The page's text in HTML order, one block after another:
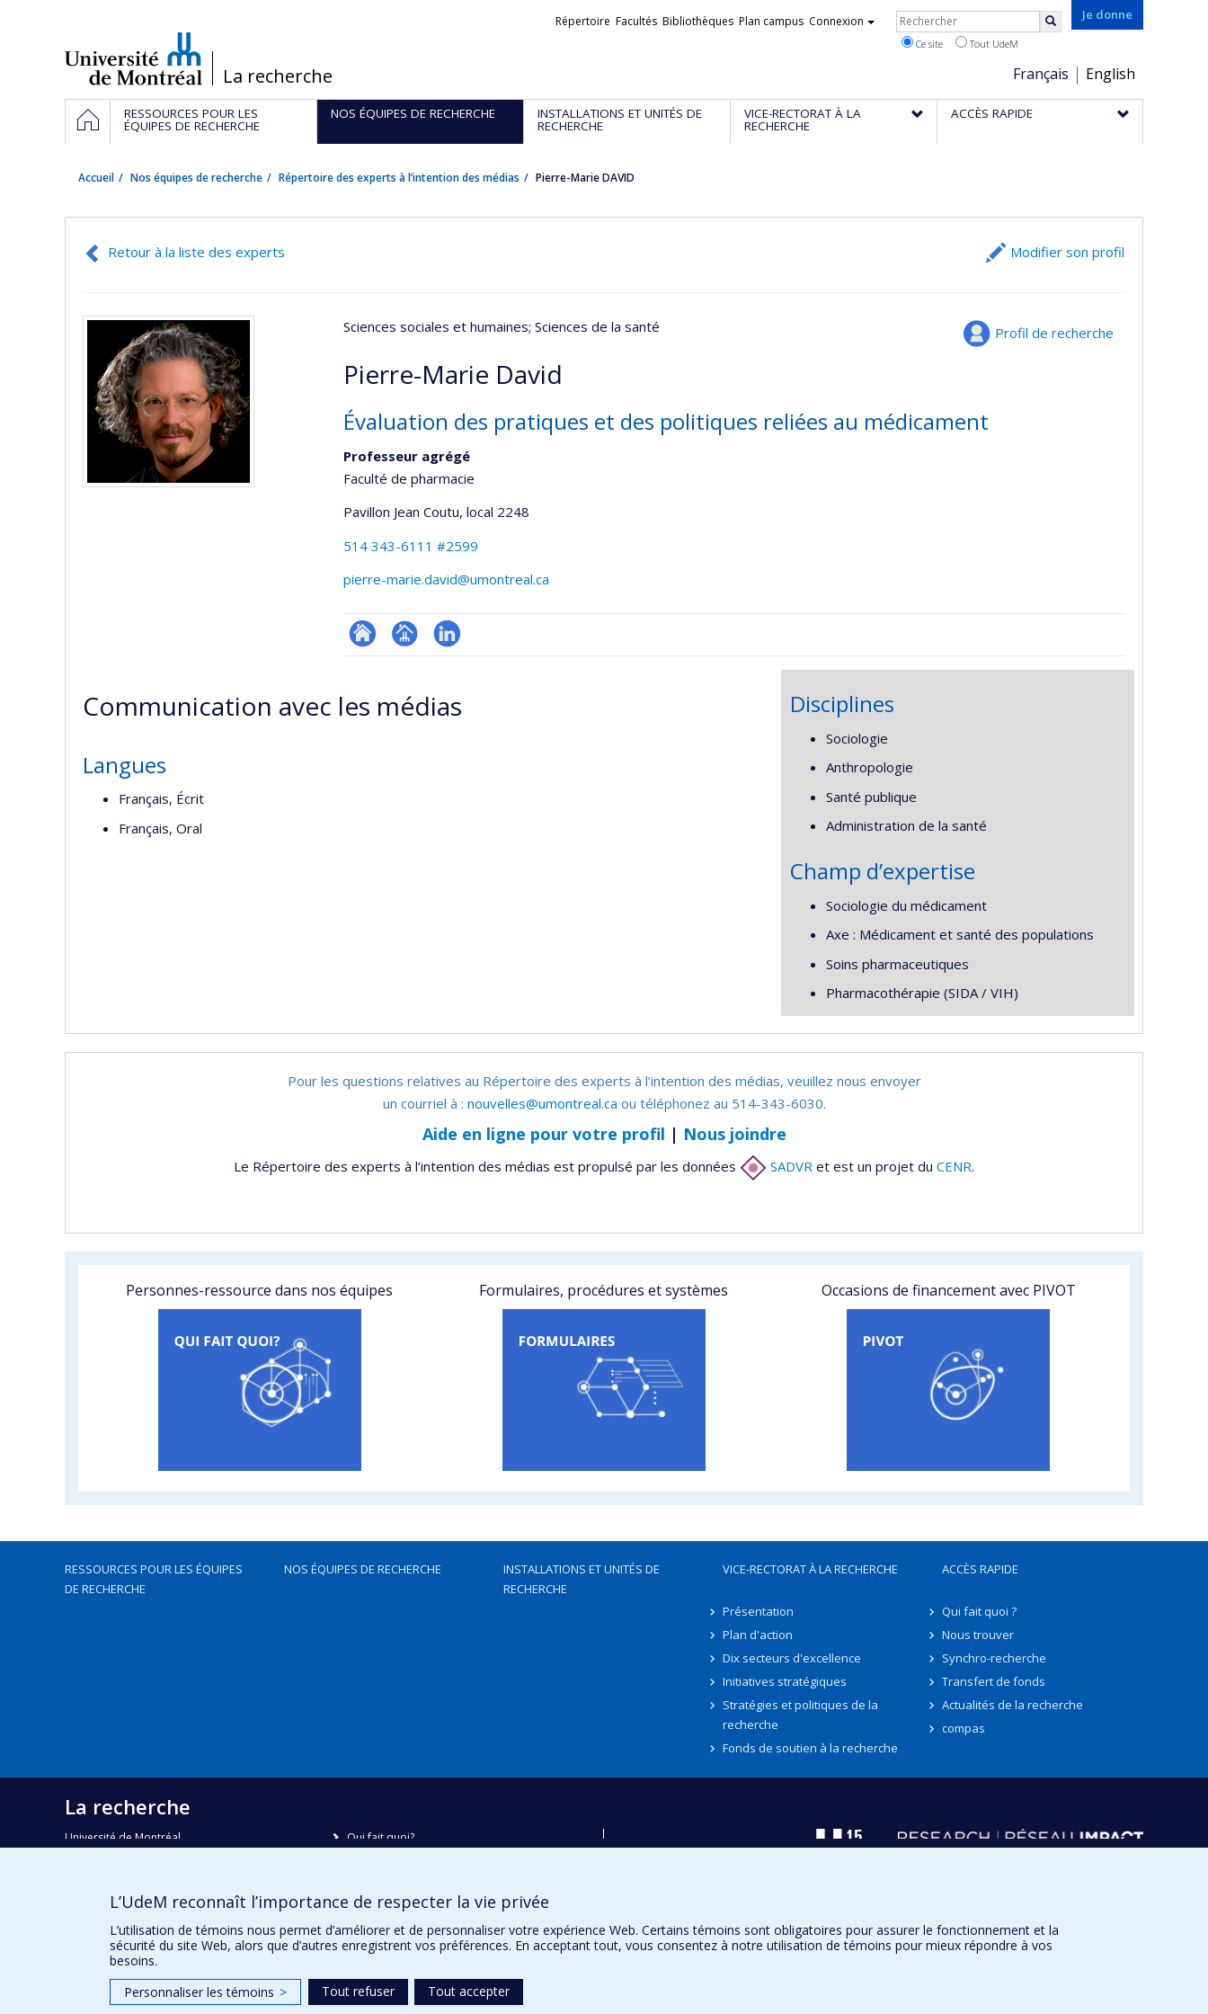
/La recherche
Je donne
Choix
de
la
Français English
Liens
Répertoire Facultés Bibliothèques Plan campus Connexion Rechercher
Ce site Tout UdeM
Navigation
principale
ACCUEILRESSOURCES POUR LES
ÉQUIPES DE RECHERCHE
NOS ÉQUIPES DE RECHERCHE INSTALLATIONS ET UNITÉS DE
RECHERCHE
VICE-RECTORAT À LA
RECHERCHE
ACCÈS RAPIDE
Accueil Nos équipes de recherche Répertoire des experts à l’intention des médias Pierre-Marie DAVID
Retour à la liste des experts Modifier son profil
Profil de recherche
Sciences sociales et humaines; Sciences de la santé
Pierre-Marie David
Évaluation des pratiques et des politiques reliées au médicament
Professeur agrégé
Faculté de pharmacie
Pavillon Jean Coutu, local 2248
514 343-6111 #2599
pierre-marie.david@umontreal.ca
ResearchGate
Page
(faculté,département,école)
LinkedIn
Communication avec les médias
Langues
Français, Écrit
Français, Oral
Disciplines
Sociologie
Anthropologie
Santé publique
Administration de la santé
Champ d’expertise
Sociologie du médicament
Axe : Médicament et santé des populations
Soins pharmaceutiques
Pharmacothérapie (SIDA / VIH)
Pour les questions relatives au Répertoire des experts à l’intention des médias, veuillez nous envoyer
un courriel à : nouvelles@umontreal.ca ou téléphonez au 514-343-6030.
Aide en ligne pour votre profil | Nous joindre
Le Répertoire des experts à l’intention des médias est propulsé par les données SADVR et est un projet du CENR.
Personnes-ressource dans nos équipes Formulaires, procédures et systèmes Occasions de financement avec PIVOT
RESSOURCES POUR LES ÉQUIPES
DE RECHERCHE
NOS ÉQUIPES DE RECHERCHE
INSTALLATIONS ET UNITÉS DE
RECHERCHE
VICE-RECTORAT À LA RECHERCHE
Présentation
Plan d'action
Dix secteurs d'excellence
Initiatives stratégiques
Stratégies et politiques de la
recherche
Fonds de soutien à la recherche
ACCÈS RAPIDE
Qui fait quoi ?
Nous trouver
Synchro-recherche
Transfert de fonds
Actualités de la recherche
compas
La recherche
Université de Montréal
Courriel:recherche@umontreal.ca
Qui fait quoi?
Plan du site
Accessibilité
L’UdeM reconnaît l’importance de respecter la vie privée
L’utilisation de témoins nous permet d’améliorer et de personnaliser votre expérience Web. Certains témoins sont obligatoires pour assurer le fonctionnement et la
sécurité du site Web, alors que d’autres enregistrent vos préférences. En acceptant tout, vous consentez à notre utilisation de témoins pour mieux répondre à vos
besoins.
Personnaliser les témoins > Tout refuser Tout accepter